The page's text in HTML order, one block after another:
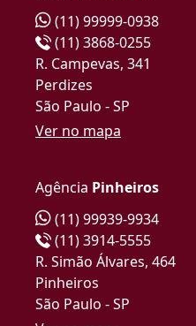
(11) 99999-0938
(11) 3868-0255
R. Campevas, 341
Perdizes
São Paulo - SP
Ver no mapa
Agência Pinheiros
(11) 99939-9934
(11) 3914-5555
R. Simão Álvares, 464
Pinheiros
São Paulo - SP